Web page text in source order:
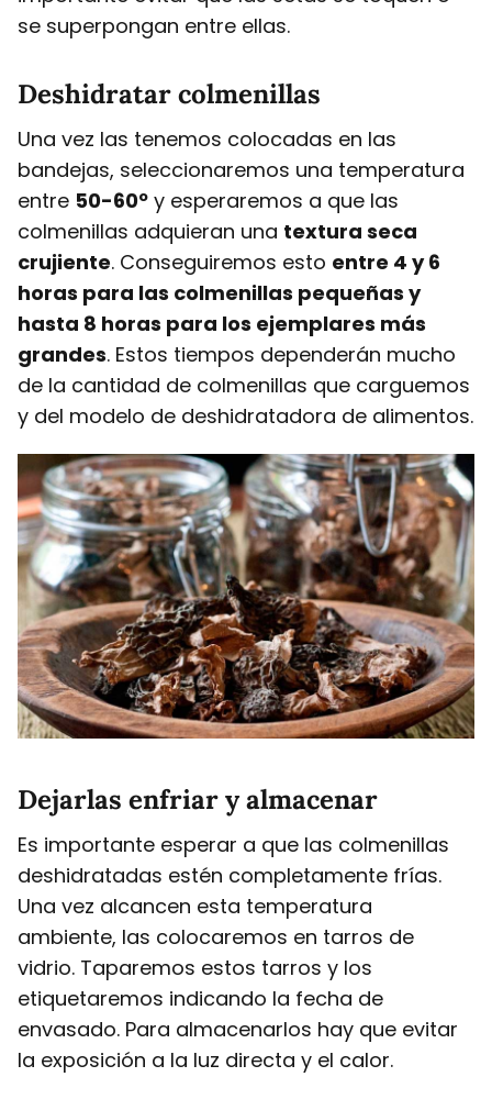
se superpongan entre ellas.
Deshidratar colmenillas
Una vez las tenemos colocadas en las
bandejas, seleccionaremos una temperatura
entre 50-60º y esperaremos a que las
colmenillas adquieran una textura seca
crujiente. Conseguiremos esto entre 4 y 6
horas para las colmenillas pequeñas y
hasta 8 horas para los ejemplares más
grandes. Estos tiempos dependerán mucho
de la cantidad de colmenillas que carguemos
y del modelo de deshidratadora de alimentos.
Dejarlas enfriar y almacenar
Es importante esperar a que las colmenillas
deshidratadas estén completamente frías.
Una vez alcancen esta temperatura
ambiente, las colocaremos en tarros de
vidrio. Taparemos estos tarros y los
etiquetaremos indicando la fecha de
envasado. Para almacenarlos hay que evitar
la exposición a la luz directa y el calor.